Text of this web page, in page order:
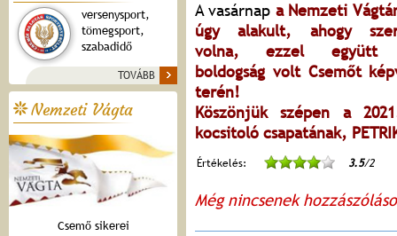
versenysport,
tömegsport,
szabadidő
TOVÁBB
Nemzeti Vágta
Csemő sikerei
A vasárnap a Nemzeti
úgy alakult, ahogy
volna, ezzel együtt
boldogság volt Csemőt
terén!
Köszönjük szépen a
kocsitoló csapatának,
Értékelés: 3.5/2
Még nincsenek